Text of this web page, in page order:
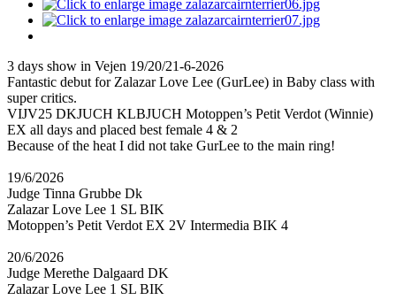
3 days show in Vejen 19/20/21-6-2026
Fantastic debut for Zalazar Love Lee (GurLee) in Baby class with
super critics.
VIJV25 DKJUCH KLBJUCH Motoppen’s Petit Verdot (Winnie)
EX all days and placed best female 4 & 2
Because of the heat I did not take GurLee to the main ring!
19/6/2026
Judge Tinna Grubbe Dk
Zalazar Love Lee 1 SL BIK
Motoppen’s Petit Verdot EX 2V Intermedia BIK 4
20/6/2026
Judge Merethe Dalgaard DK
Zalazar Love Lee 1 SL BIK